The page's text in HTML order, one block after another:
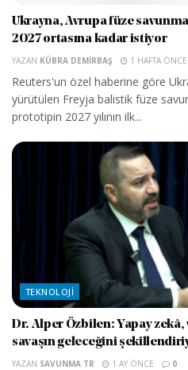
Ukrayna, Avrupa füze
2027 ortasına kadar istiyor
YAZAN KÜBRA DEMIRBAŞ 1 HAFTA ÖNCE
Reuters'un özel haberine göre
yürütülen Freyja balistik füze
prototipin 2027 yılının ilk...
TEKNOLOJI
Dr. Alper Özbilen: Yapay
savaşın geleceğini
YAZAN SAVUNMA TR 1 AY ÖNCE 0